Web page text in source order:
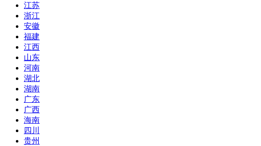
江苏
浙江
安徽
福建
江西
山东
河南
湖北
湖南
广东
广西
海南
四川
贵州